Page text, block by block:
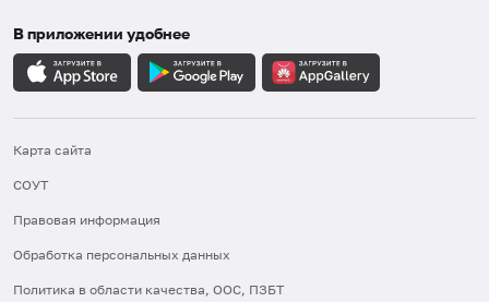
В приложении удобнее
Карта сайта
СОУТ
Правовая информация
Обработка персональных данных
Политика в области качества, ООС, ПЗБТ